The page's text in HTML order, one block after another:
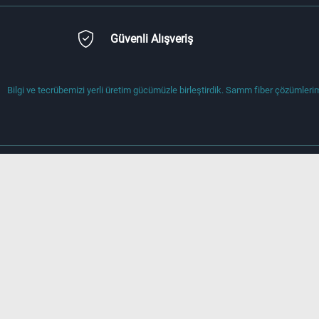
Güvenli Alışveriş
Bilgi ve tecrübemizi yerli üretim gücümüzle birleştirdik. Samm fiber